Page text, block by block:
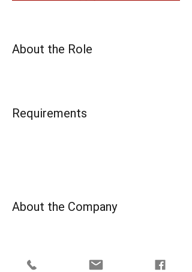
About the Role
Requirements
About the Company
Apply Now